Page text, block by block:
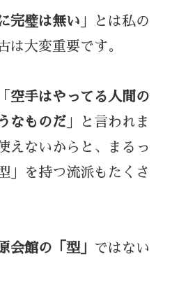
完璧は無い 」とは私の
は大変重要です。
空手はやってる人間の
なものだ 」と言われま
えないからと、まるっ
」を持つ流派もたくさ
会館の「型」 ではない